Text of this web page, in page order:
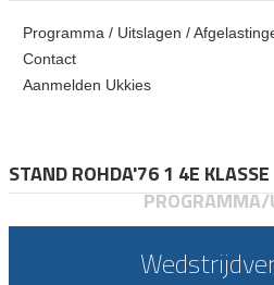
Programma / Uitslagen /
Contact
Aanmelden Ukkies
STAND ROHDA'76 1 4E KLASSE